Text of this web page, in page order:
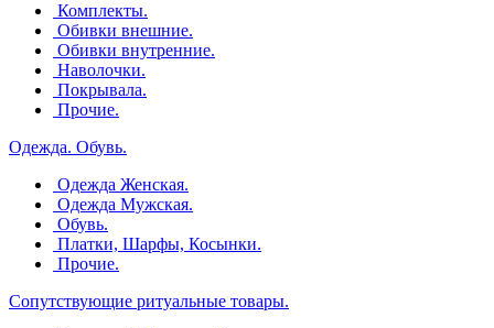
Комплекты.
Обивки внешние.
Обивки внутренние.
Наволочки.
Покрывала.
Прочие.
Одежда. Обувь.
Одежда Женская.
Одежда Мужская.
Обувь.
Платки, Шарфы, Косынки.
Прочие.
Сопутствующие ритуальные товары.